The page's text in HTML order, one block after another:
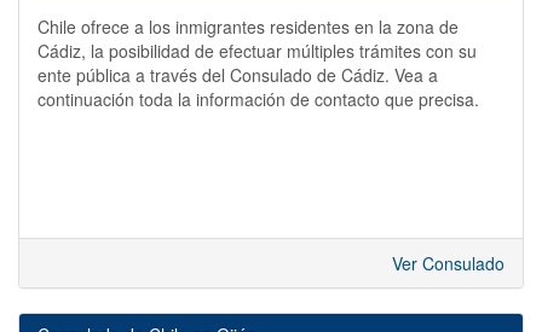
Chile ofrece a los inmigrantes residentes en la zona de
Cádiz, la posibilidad de efectuar múltiples trámites con su
ente pública a través del Consulado de Cádiz. Vea a
continuación toda la información de contacto que precisa.
Ver Consulado